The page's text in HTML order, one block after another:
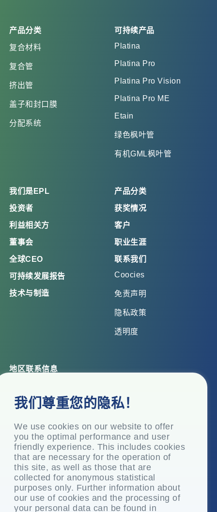
我们尊重您的隐私！
We use cookies on our website to offer
you the optimal performance and user
friendly experience. This includes cookies
that are necessary for the operation of
this site, as well as those that are
collected for anonymous statistical
purposes only. Further information about
our use of cookies and the processing of
your personal data can be found in
产品分类
复合材料
复合管
挤出管
盖子和封口膜
分配系统
可持续产品
Platina
Platina Pro
Platina Pro Vision
Platina Pro ME
Etain
绿色枫叶管
有机GML枫叶管
我们是EPL
投资者
利益相关方
董事会
全球CEO
可持续发展报告
技术与制造
产品分类
获奖情况
客户
职业生涯
联系我们
Coocies
免责声明
隐私政策
透明度
地区联系信息
Top Floor, Times Tower, Kamala City, Senapati Bapat
Marg, Lower Parel, Mumbai – 400 013, Maharashtra,
注册办事处
P.O. Vasind, Taluka Shahapur, Dist.
+91-22-24819000
info@eplglobal.com